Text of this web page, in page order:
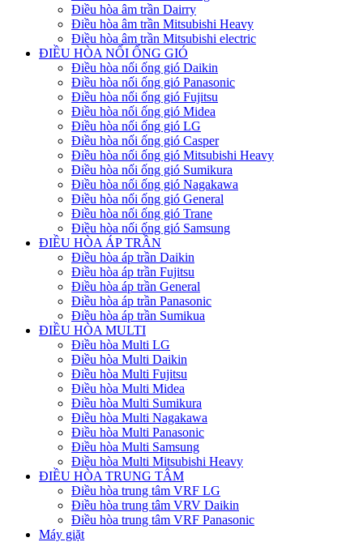
Điều hòa âm trần Dairry
Điều hòa âm trần Mitsubishi Heavy
Điều hòa âm trần Mitsubishi electric
ĐIỀU HÒA NỐI ỐNG GIÓ
Điều hòa nối ống gió Daikin
Điều hòa nối ống gió Panasonic
Điều hòa nối ống gió Fujitsu
Điều hòa nối ống gió Midea
Điều hòa nối ống gió LG
Điều hòa nối ống gió Casper
Điều hòa nối ống gió Mitsubishi Heavy
Điều hòa nối ống gió Sumikura
Điều hòa nối ống gió Nagakawa
Điều hòa nối ống gió General
Điều hòa nối ống gió Trane
Điều hòa nối ống gió Samsung
ĐIỀU HÒA ÁP TRẦN
Điều hòa áp trần Daikin
Điều hòa áp trần Fujitsu
Điều hòa áp trần General
Điều hòa áp trần Panasonic
Điều hòa áp trần Sumikua
ĐIỀU HÒA MULTI
Điều hòa Multi LG
Điều hòa Multi Daikin
Điều hòa Multi Fujitsu
Điều hòa Multi Midea
Điều hòa Multi Sumikura
Điều hòa Multi Nagakawa
Điều hòa Multi Panasonic
Điều hòa Multi Samsung
Điều hòa Multi Mitsubishi Heavy
ĐIỀU HÒA TRUNG TÂM
Điều hòa trung tâm VRF LG
Điều hòa trung tâm VRV Daikin
Điều hòa trung tâm VRF Panasonic
Máy giặt